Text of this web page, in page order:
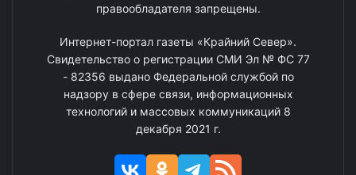
правообладателя запрещены.
Интернет-портал газеты «Крайний Север».
Свидетельство о регистрации СМИ Эл № ФС 77
- 82356 выдано Федеральной службой по
надзору в сфере связи, информационных
технологий и массовых коммуникаций 8
декабря 2021 г.